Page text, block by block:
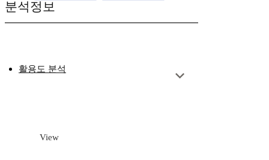
분석정보
활용도 분석
View